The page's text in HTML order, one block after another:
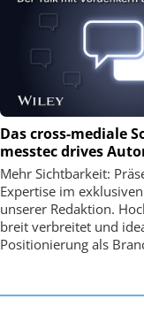
Das cross-mediale
messtec drives
Mehr Sichtbarkeit:
Expertise im
unserer Redaktion.
breit verbreitet und
Positionierung als
PHYSIK
Optische
Satelliten:
PI-